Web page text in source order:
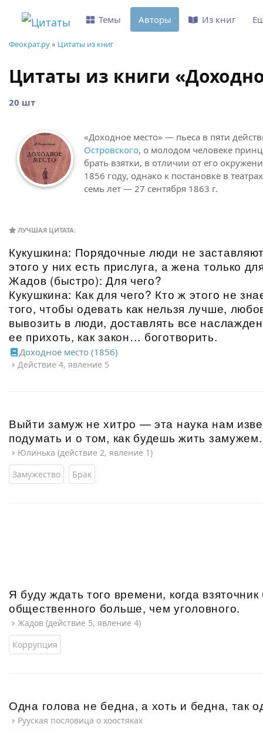
Феократ.ру» Цитаты из книг
Цитаты из книги
20 шт
«Доходное место» — пьеса в пяти
Островского, о молодом человеке
брать взятки, в отличии от его
1856 году, однако к постановке в
семь лет — 27 сентября 1863 г.
ЛУЧШАЯ ЦИТАТА:
Кукушкина: Порядочные люди не
этого у них есть прислуга, а жена только
Жадов (быстро): Для чего?
Кукушкина: Как для чего? Кто ж этого не
того, чтобы одевать как нельзя лучше,
вывозить в люди, доставлять все
ее прихоть, как закон… боготворить.
Доходное место (1856)
Действие 4, явление 5
Выйти замуж не хитро — эта наука нам
подумать и о том, как будешь жить замужем.
Юлинька (действие 2, явление 1)
Замужество
Брак
Я буду ждать того времени, когда взяточник
общественного больше, чем уголовного.
Жадов (действие 5, явление 4)
Коррупция
Одна голова не бедна, а хоть и бедна, так
Рууская пословица о хоостяках
Темы Авторы Из книг